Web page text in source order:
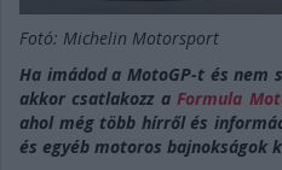
Fotó: Michelin Motorsport
Ha imádod a MotoGP-t és nem
akkor csatlakozz aFormula
ahol még több hírről és
és egyéb motoros bajnokságok